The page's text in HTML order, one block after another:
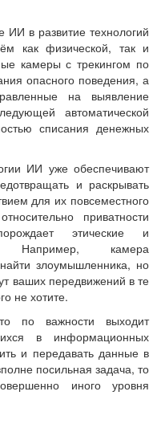
ИИ в развитие технологий
как физической, так и
камеры с трекингом по
опасного поведения, а
на выявление
автоматической
списания денежных
ИИ уже обеспечивают
и раскрывать
для их повсеместного
приватности
этические и
Например, камера
злоумышленника, но
ваших передвижений в те
не хотите.
по важности выходит
в информационных
и передавать данные в
посильная задача, то
иного уровня